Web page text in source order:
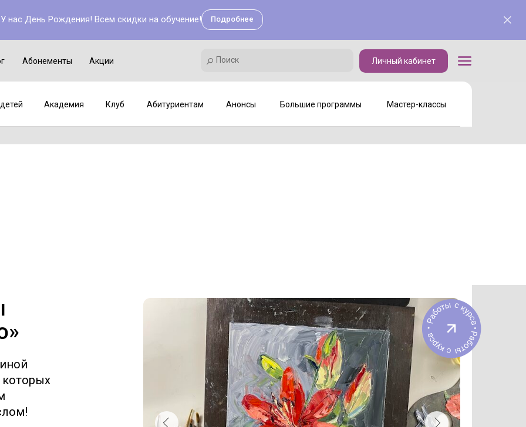
У нас День Рождения! Всем скидки на обучение! Подробнее
Акции
Абонементы Личный кабинет
Поиск
Мастер-классы
Академия Клуб Абитуриентам Анонсы Большие программы
Поиск
Академия Клуб Мастер-классы
которых